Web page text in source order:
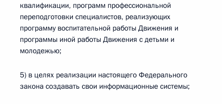
квалификации, программ профессиональной
переподготовки специалистов, реализующих
программу воспитательной работы Движения и
программы иной работы Движения с детьми и
молодежью;
5) в целях реализации настоящего Федерального
закона создавать свои информационные системы;